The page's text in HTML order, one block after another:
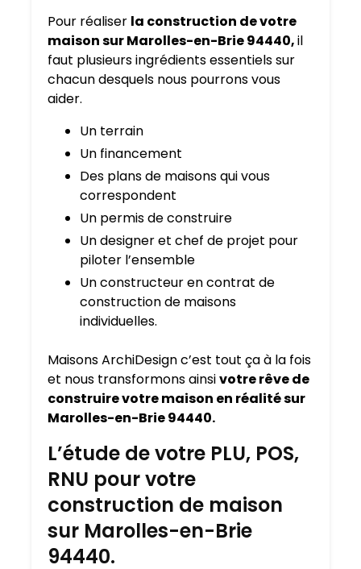
Pour réaliser la construction de votre
maison sur Marolles-en-Brie 94440,il
faut plusieurs ingrédients essentiels sur
chacun desquels nous pourrons vous
aider.
Un terrain
Un financement
Des plans de maisons qui vous
correspondent
Un permis de construire
Un designer et chef de projet pour
piloter l’ensemble
Un constructeur en contrat de
construction de maisons
individuelles.
Maisons ArchiDesign c’est tout ça à la fois
et nous transformons ainsivotre rêve de
construire votre maison en réalité sur
Marolles-en-Brie 94440.
L’étude de votre PLU, POS,
RNU pour votre
construction de maison
sur Marolles-en-Brie
94440.